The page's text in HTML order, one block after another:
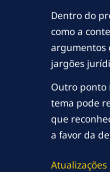
Dentro do
como a
argumentos
jargões
Outro ponto
tema pode
que
a favor da